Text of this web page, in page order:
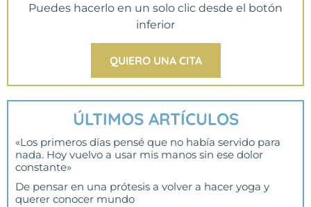
Puedes hacerlo en un solo clic desde el botón
inferior
QUIERO UNA CITA
ÚLTIMOS ARTÍCULOS
«Los primeros días pensé que no había servido para
nada. Hoy vuelvo a usar mis manos sin ese dolor
constante»
De pensar en una prótesis a volver a hacer yoga y
querer conocer mundo